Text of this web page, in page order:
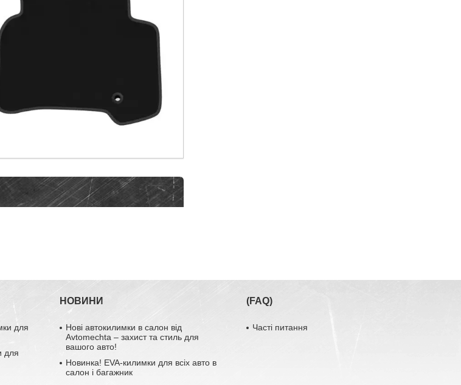
для
для
НОВИНИ
Нові автокилимки в салон від
Avtomechta – захист та стиль для
вашого авто!
Новинка! EVA-килимки для всіх авто в
салон і багажник
(FAQ)
Часті питання